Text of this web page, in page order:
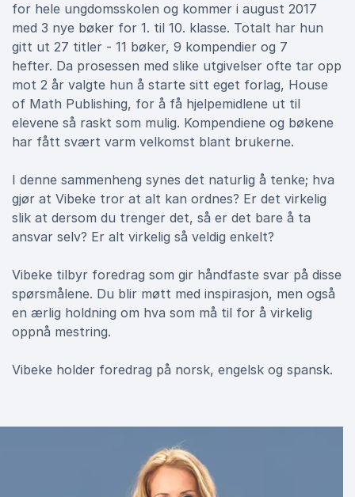
for hele ungdomsskolen og kommer i august 2017
med 3 nye bøker for 1. til 10. klasse. Totalt har hun
gitt ut 27 titler - 11 bøker, 9 kompendier og 7
hefter. Da prosessen med slike utgivelser ofte tar opp
mot 2 år valgte hun å starte sitt eget forlag, House
of Math Publishing, for å få hjelpemidlene ut til
elevene så raskt som mulig. Kompendiene og bøkene
har fått svært varm velkomst blant brukerne.
I denne sammenheng synes det naturlig å tenke; hva
gjør at Vibeke tror at alt kan ordnes? Er det virkelig
slik at dersom du trenger det, så er det bare å ta
ansvar selv? Er alt virkelig så veldig enkelt?
Vibeke tilbyr foredrag som gir håndfaste svar på disse
spørsmålene. Du blir møtt med inspirasjon, men også
en ærlig holdning om hva som må til for å virkelig
oppnå mestring.
Vibeke holder foredrag på norsk, engelsk og spansk.